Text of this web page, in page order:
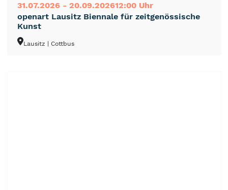
31.07.2026 - 20.09.202612:00 Uhr
openart Lausitz Biennale für zeitgenössische
Kunst
Lausitz | Cottbus